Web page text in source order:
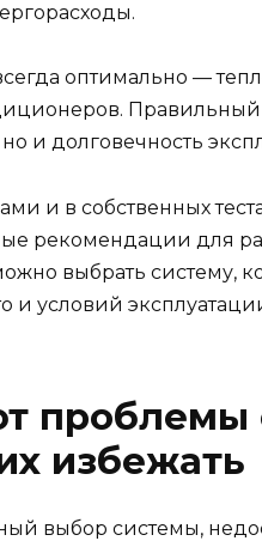
оптимально —
и долговечность
и в собственных
рекомендации для
выбрать систему,
и условий
проблемы
избежать
выбор системы,